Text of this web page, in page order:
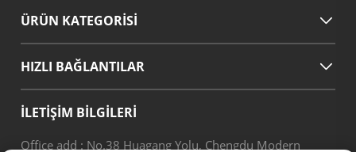
ÜRÜN KATEGORİSİ
HIZLI BAĞLANTILAR
İLETİŞİM BİLGİLERİ
Office add : No.38 Huagang Yolu, Chengdu Modern